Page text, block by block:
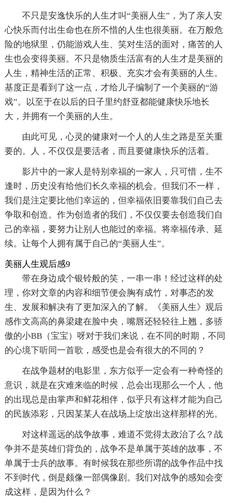
不只是安逸快乐的人生才叫“美丽人生”，为了亲人安
心快乐而付出生命也在所不惜的人生也很美丽。在万般危
险的地狱里，仍能游戏人生、笑对生活的面对，痛苦的人
生也会变得美丽。不只是物质生活富有的人生才是美丽的
人生，精神生活的正常、积极、充实才会有美丽的人生。
基度正是看到了这一点，才给儿子编制了一个美丽的“游
戏”。以至于在以后的日子里约舒亚都能健康快乐地长
大，并拥有一个美丽的人生。
由此可见，心灵的健康对一个人的人生之路是至关重
要的。人，不仅仅是要活者，而且要健康快乐的活着。
影片中的一家人是特别幸福的一家人，只可惜，生不
逢时，历史没有给他们长久幸福的机会。但我们不一样，
我们是注定要比他们幸运的，但幸福依旧要靠我们自己去
争取和创造。作为创造者的我们，不仅仅要去创造我们自
己的幸福，要努力让别人也能过的幸福。将幸福传承、延
续。让每个人拥有属于自己的“美丽人生”。
美丽人生观后感9
带在身边成个银铃般的笑，一串一串！经过这样的处
理，你对文章的内容和细节便会胸有成竹，对事态的发
生、发展和解决有了更加深入的了解。《美丽人生》观后
感作文高高的鼻梁建在脸中央，嘴唇还轻轻往上翘，多骄
傲的小BB（宝宝）呀对于我们来说，在不同的时期，不同
的心境下听同一首歌，感受也是会有很大的不同的？
在战争题材的电影里，东方似乎一定会有一种奇怪的
意识，就是在灾难来临的时候，总会出现那么一个人，他
的出现总是由掌声和鲜花相伴，似乎只有这样才能为自己
的民族添彩，只因某某人在战场上绽放出这样那样的光。
对这样遥远的战争故事，难道不觉得太政治了么？战
争并不是英雄们背负的，战争不是单属于英雄的故事，不
单属于士兵的故事。有时候我在那些所谓的战争作品中找
不到时代，倒是颇像一部偶像剧。我们对战争的感知会变
成这样，是因为什么？